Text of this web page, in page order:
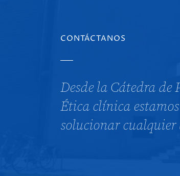
CONTÁCTANOS
Desde la Cátedra de
Ética clínica
solucionar cualquier